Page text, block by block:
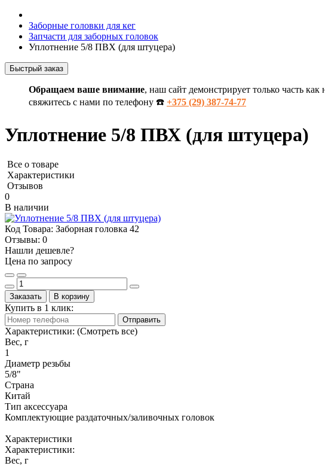
Заборные головки для кег
Запчасти для заборных головок
Уплотнение 5/8 ПВХ (для штуцера)
Быстрый заказ
Обращаем ваше внимание, наш сайт демонстрирует только часть
свяжитесь с нами по телефону ☎️ +375 (29) 387-74-77
Уплотнение 5/8 ПВХ (для штуцера)
Все о товаре
Характеристики
Отзывов
0
В наличии
Код Товара: Заборная головка 42
Отзывы: 0
Нашли дешевле?
Цена по запросу
Заказать В корзину
Купить в 1 клик:
Отправить
Характеристики: (Смотреть все)
Вес, г
1
Диаметр резьбы
5/8"
Страна
Китай
Тип аксессуара
Комплектующие раздаточных/заливочных головок
Характеристики
Характеристики:
Вес, г